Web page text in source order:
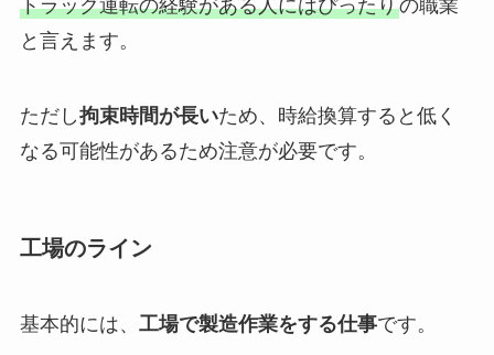
トラック運転の経験がある人にはぴったりの職業
と言えます。
ただし拘束時間が長いため、時給換算すると低く
なる可能性があるため注意が必要です。
工場のライン
基本的には、 工場で製造作業をする仕事です。